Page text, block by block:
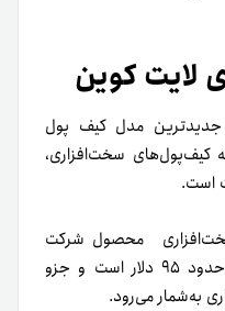
لایت کوین
مدل کیف پول
کیف‌پول‌های سخت‌افزاری،
است.
محصول شرکت
فرانسوی لجر است که قیمت آن حدود ۹۵ دلار است و جزو
به‌شمار می‌رود.